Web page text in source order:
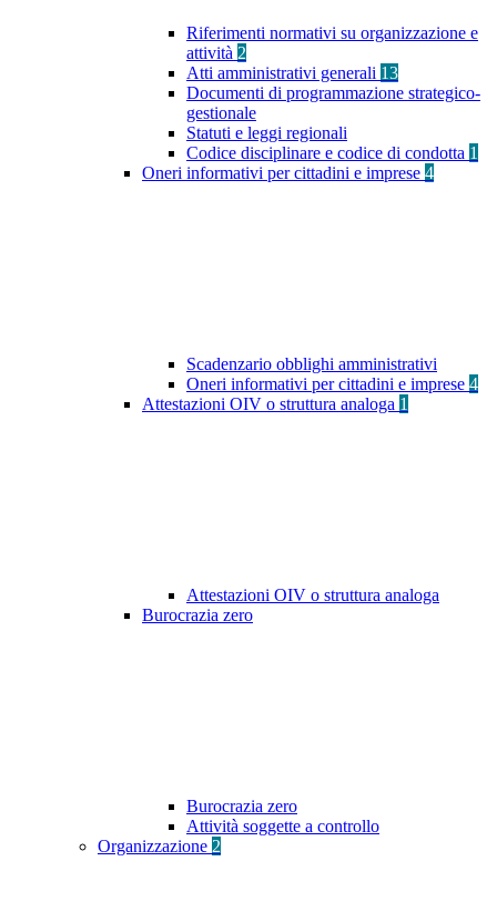
Riferimenti normativi su organizzazione e
attività 2
Atti amministrativi generali 13
Documenti di programmazione strategico-
gestionale
Statuti e leggi regionali
Codice disciplinare e codice di condotta 1
Oneri informativi per cittadini e imprese 4
Scadenzario obblighi amministrativi
Oneri informativi per cittadini e imprese 4
Attestazioni OIV o struttura analoga 1
Attestazioni OIV o struttura analoga
Burocrazia zero
Burocrazia zero
Attività soggette a controllo
Organizzazione 2